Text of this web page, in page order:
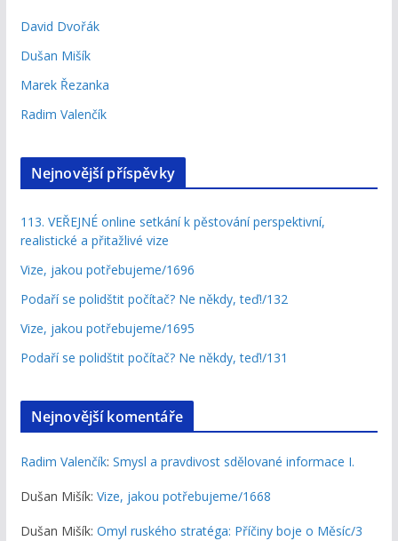
David Dvořák
Dušan Mišík
Marek Řezanka
Radim Valenčík
Nejnovější příspěvky
113. VEŘEJNÉ online setkání k pěstování perspektivní,
realistické a přitažlivé vize
Vize, jakou potřebujeme/1696
Podaří se polidštit počítač? Ne někdy, teď!/132
Vize, jakou potřebujeme/1695
Podaří se polidštit počítač? Ne někdy, teď!/131
Nejnovější komentáře
Radim Valenčík: Smysl a pravdivost sdělované informace I.
Dušan Mišík: Vize, jakou potřebujeme/1668
Dušan Mišík: Omyl ruského stratéga: Příčiny boje o Měsíc/3